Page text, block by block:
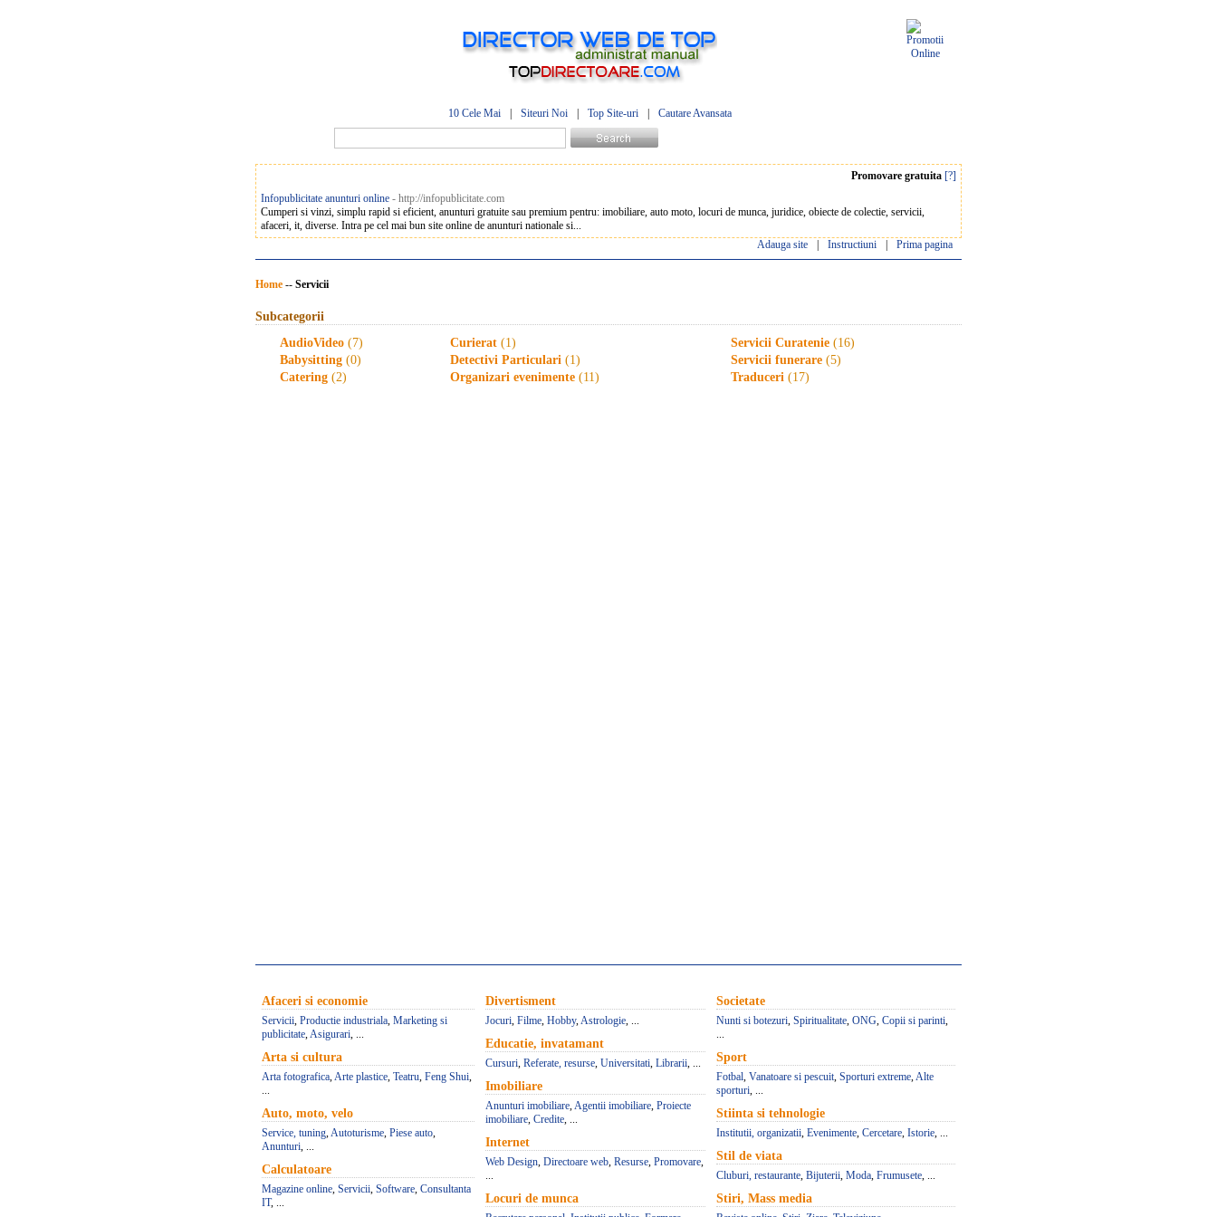
10 Cele Mai Siteuri Noi Top Site-uri Cautare Avansata
Promovare gratuita [?]
Infopublicitate anunturi online - http://infopublicitate.com
Cumperi si vinzi, simplu rapid si eficient, anunturi gratuite sau premium pentru: imobiliare, auto moto, locuri de munca, juridice, obiecte de colectie, servicii,
afaceri, it, diverse. Intra pe cel mai bun site online de anunturi nationale si...
Adauga site
Instructiuni Prima pagina
Home -- Servicii
Subcategorii
AudioVideo (7)
Babysitting (0)
Catering (2)
Curierat (1)
Detectivi Particulari (1)
Organizari evenimente (11)
Servicii Curatenie (16)
Servicii funerare (5)
Traduceri (17)
Afaceri si economie
Servicii, Productie industriala, Marketing si
publicitate,Asigurari, ...
Arta si cultura
Arta fotografica,Arte plastice, Teatru, Feng Shui,
...
Auto, moto, velo
Service, tuning,Autoturisme, Piese auto,
Anunturi, ...
Calculatoare
Magazine online, Servicii, Software, Consultanta
IT, ...
Divertisment
Jocuri, Filme, Hobby,Astrologie, ...
Educatie, invatamant
Cursuri, Referate, resurse, Universitati, Librarii, ...
Imobiliare
Anunturi imobiliare,Agentii imobiliare, Proiecte
imobiliare, Credite, ...
Internet
Web Design, Directoare web, Resurse, Promovare,
...
Locuri de munca
Societate
Nunti si botezuri, Spiritualitate, ONG, Copii si parinti,
...
Sport
Fotbal, Vanatoare si pescuit, Sporturi extreme,Alte
sporturi, ...
Stiinta si tehnologie
Institutii, organizatii, Evenimente, Cercetare, Istorie, ...
Stil de viata
Cluburi, restaurante, Bijuterii, Moda, Frumusete, ...
Stiri, Mass media